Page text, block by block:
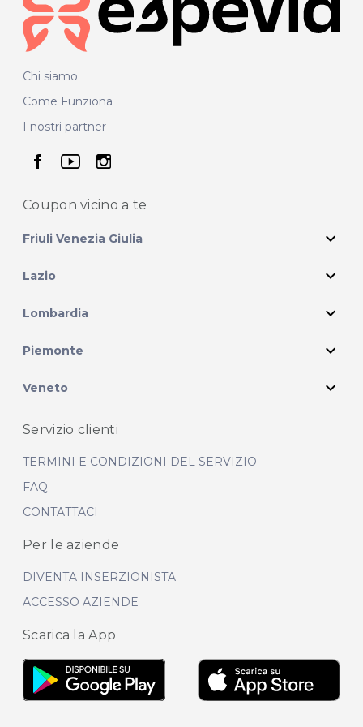
Chi siamo
Come Funziona
I nostri partner
seguici su facebook
seguici su youtube
seguici su instagram
Coupon vicino a te
Friuli Venezia Giulia expand_more
Lazio expand_more
Lombardia expand_more
Piemonte expand_more
Veneto expand_more
Servizio clienti
TERMINI E CONDIZIONI DEL SERVIZIO
FAQ
CONTATTACI
Per le aziende
DIVENTA INSERZIONISTA
ACCESSO AZIENDE
Scarica la App